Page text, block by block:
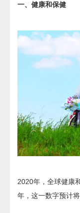
一、健康和保健
2020年，全球健康
年，这一数字预计